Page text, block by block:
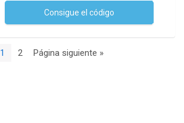
Consigue el código
1 2 Página siguiente »